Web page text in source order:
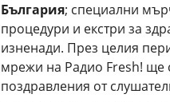
България; специални
процедури и екстри за
изненади. През целия
мрежи на Радио Fresh! ще
поздравления от